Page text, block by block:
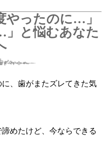
やったのに…」
」と悩むあなた
に、歯がまたズレてきた気
めたけど、今ならできる